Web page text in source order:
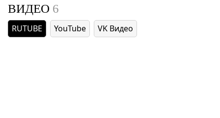
ВИДЕО 6
RUTUBE YouTube VK Видео